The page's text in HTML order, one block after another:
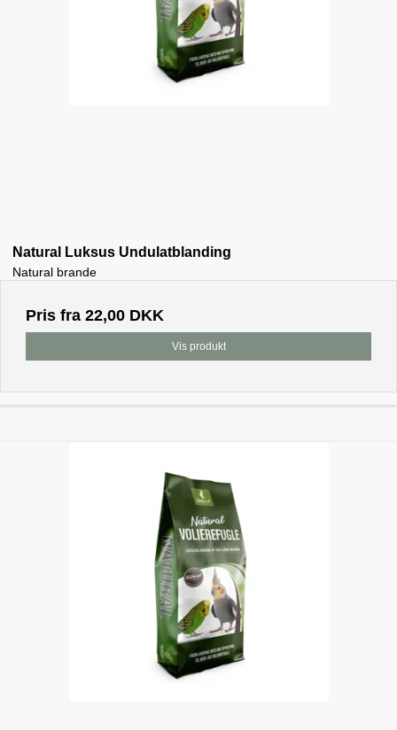
Natural Luksus Undulatblanding
Natural brande
Pris fra 22,00 DKK
Vis produkt